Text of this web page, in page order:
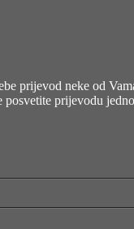
prijevod neke od
prijevodu